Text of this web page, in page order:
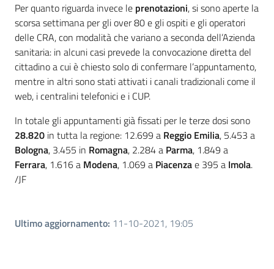
Per quanto riguarda invece le prenotazioni, si sono aperte la
scorsa settimana per gli over 80 e gli ospiti e gli operatori
delle CRA, con modalità che variano a seconda dell’Azienda
sanitaria: in alcuni casi prevede la convocazione diretta del
cittadino a cui è chiesto solo di confermare l’appuntamento,
mentre in altri sono stati attivati i canali tradizionali come il
web, i centralini telefonici e i CUP.
In totale gli appuntamenti già fissati per le terze dosi sono
28.820 in tutta la regione: 12.699 a Reggio Emilia, 5.453 a
Bologna, 3.455 in Romagna, 2.284 a Parma, 1.849 a
Ferrara, 1.616 a Modena, 1.069 a Piacenzae 395 a Imola.
/JF
Ultimo aggiornamento: 11-10-2021, 19:05